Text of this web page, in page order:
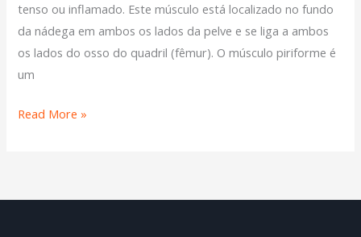
tenso ou inflamado. Este músculo está localizado no fundo
da nádega em ambos os lados da pelve e se liga a ambos
os lados do osso do quadril (fêmur). O músculo piriforme é
um
Read More »